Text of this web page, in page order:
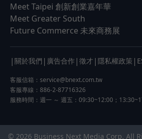
Meet Taipei 創新創業嘉年華
Meet Greater South
Future Commerce 未來商務展
| 關於我們 | 廣告合作 | 徵才 | 隱私權政策 |
客服信箱： service@bnext.com.tw
客服專線：886-2-87716326
服務時間：週一 ～ 週五：09:30~12:00；
© 2026 Business Next Media Corp. All